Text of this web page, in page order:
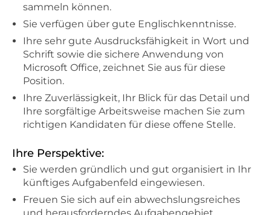
sammeln können.
Sie verfügen über gute Englischkenntnisse.
Ihre sehr gute Ausdrucksfähigkeit in Wort und
Schrift sowie die sichere Anwendung von
Microsoft Office, zeichnet Sie aus für diese
Position.
Ihre Zuverlässigkeit, Ihr Blick für das Detail und
Ihre sorgfältige Arbeits­weise machen Sie zum
richtigen Kandidaten für diese offene Stelle.
Ihre Perspektive:
Sie werden gründlich und gut organisiert in Ihr
künftiges Aufgabenfeld eingewiesen.
Freuen Sie sich auf ein abwechslungsreiches